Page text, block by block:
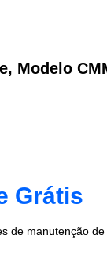
Modelo
Grátis
de manutenção